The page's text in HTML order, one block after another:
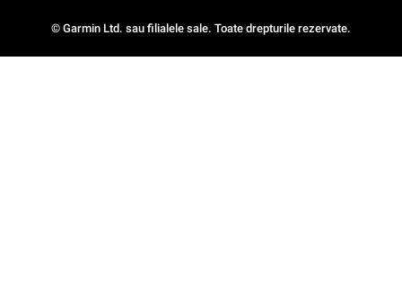
© Garmin Ltd. sau filialele sale. Toate drepturile rezervate.